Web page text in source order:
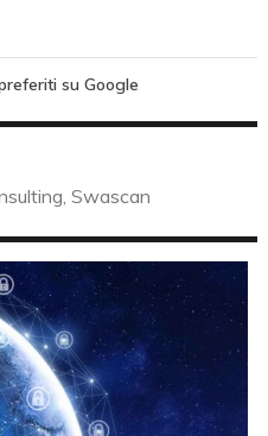
su Google
Swascan